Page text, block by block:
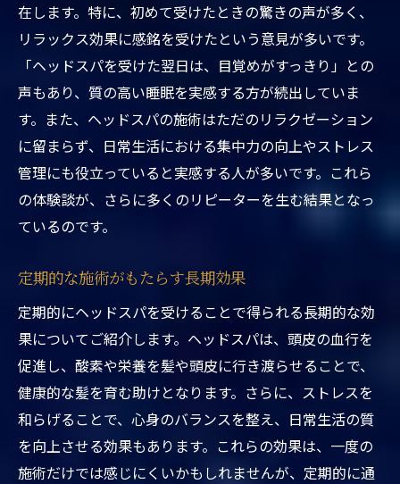
心地よい眠りを誘うヘッドスパの効果
ヘッドスパがもたらす安眠効果
質の高い眠りを実現する施術
快眠のための頭皮ケア方法
睡眠の質を向上させる理由
リラックスして眠りに入るためのヘッドス
パ
疲れを取るための効果的な施術
血行促進による健康効果
頭皮ケアがもたらす美容効果
血流改善による心身のリフレッシュ
健康的な頭皮の育成方法
血行を良くするためのマッサージテクニッ
ク
循環を促し心身を活性化する方法
在します。特に、初めて受けたときの驚きの声が多く、
リラックス効果に感銘を受けたという意見が多いです。
「ヘッドスパを受けた翌日は、目覚めがすっきり」との
声もあり、質の高い睡眠を実感する方が続出していま
す。また、ヘッドスパの施術はただのリラクゼーション
に留まらず、日常生活における集中力の向上やストレス
管理にも役立っていると実感する人が多いです。これら
の体験談が、さらに多くのリピーターを生む結果となっ
ているのです。
定期的な施術がもたらす長期効果
定期的にヘッドスパを受けることで得られる長期的な効
果についてご紹介します。ヘッドスパは、頭皮の血行を
促進し、酸素や栄養を髪や頭皮に行き渡らせることで、
健康的な髪を育む助けとなります。さらに、ストレスを
和らげることで、心身のバランスを整え、日常生活の質
を向上させる効果もあります。これらの効果は、一度の
施術だけでは感じにくいかもしれませんが、定期的に通